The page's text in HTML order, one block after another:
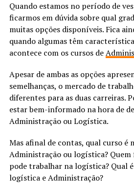
Quando estamos no período de
ficarmos em dúvida sobre qual
muitas opções disponíveis. Fica
quando algumas têm
acontece com os cursos de
Apesar de ambas as opções
semelhanças, o mercado de
diferentes para as duas carreiras.
estar bem-informado na hora de
Administração ou Logística.
Mas afinal de contas, qual curso é
Administração ou logística?
pode trabalhar na logística? Qual
logística e Administração?